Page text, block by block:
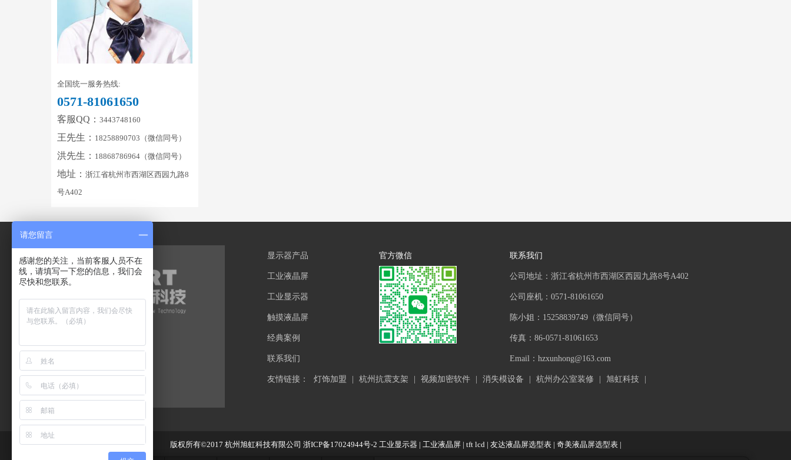
全国统一服务热线:
0571-81061650
客服QQ： 3443748160
王先生： 18258890703（微信同号）
洪先生： 18868786964（微信同号）
地址： 浙江省杭州市西湖区西园九路8
号A402
工业液晶屏代理品牌
工业液晶屏 群创液晶屏
奇美液晶屏
显示器产品
工业液晶屏
工业显示器
触摸液晶屏
经典案例
联系我们
官方微信 联系我们
公司地址：浙江省杭州市西湖区西园九路8号A402
公司座机：0571-81061650
陈小姐：15258839749（微信同号）
传真：86-0571-81061653
Email： hzxunhong@163.com
友情链接： 灯饰加盟 杭州抗震支架 视频加密软件 消失模设备 杭州办公室装修 旭虹科技
版权所有©2017 杭州旭虹科技有限公司 浙ICP备17024944号-2 工业显示器 | 工业液晶屏 | tft lcd| 友达液晶屏选型表| 奇美液晶屏选型表|
请您留言
感谢您的关注，当前客服人员不在
线，请填写一下您的信息，我们会
尽快和您联系。